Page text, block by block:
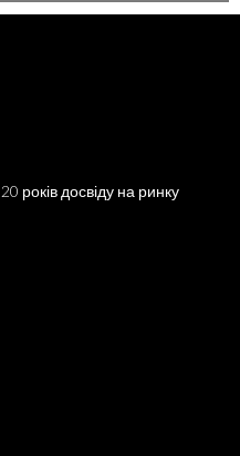
років досвіду на ринку